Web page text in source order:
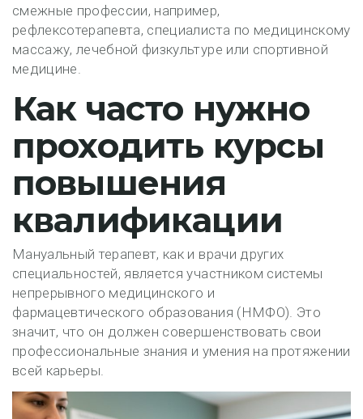
смежные профессии, например,
рефлексотерапевта, специалиста по медицинскому
массажу, лечебной физкультуре или спортивной
медицине.
Как часто нужно
проходить курсы
повышения
квалификации
Мануальный терапевт, как и врачи других
специальностей, является участником системы
непрерывного медицинского и
фармацевтического образования (НМФО). Это
значит, что он должен совершенствовать свои
профессиональные знания и умения на протяжении
всей карьеры.